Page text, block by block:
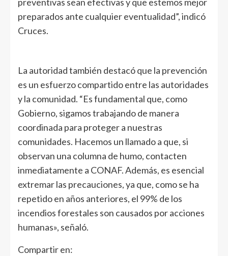
preventivas sean efectivas y que estemos mejor
preparados ante cualquier eventualidad”, indicó
Cruces.
La autoridad también destacó que la prevención
es un esfuerzo compartido entre las autoridades
y la comunidad. “Es fundamental que, como
Gobierno, sigamos trabajando de manera
coordinada para proteger a nuestras
comunidades. Hacemos un llamado a que, si
observan una columna de humo, contacten
inmediatamente a CONAF. Además, es esencial
extremar las precauciones, ya que, como se ha
repetido en años anteriores, el 99% de los
incendios forestales son causados por acciones
humanas», señaló.
Compartir en: